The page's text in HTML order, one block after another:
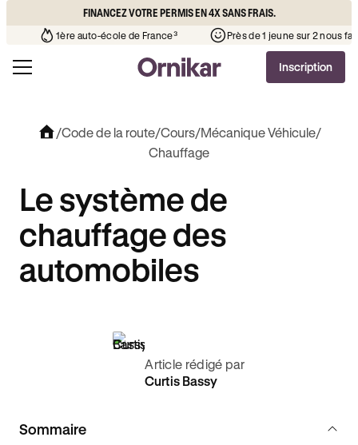
FINANCEZ VOTRE PERMIS EN 4X SANS FRAIS.
école de votre quartier¹ 1ère auto-école de France³
Inscription
/Code de la route/Cours/Mécanique Véhicule/
Chauffage
Le système de
chauffage des
automobiles
Article rédigé par
Curtis Bassy
Sommaire